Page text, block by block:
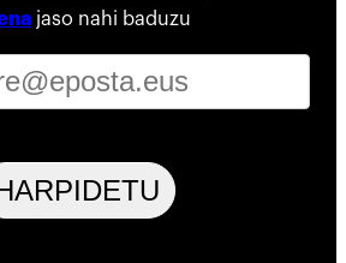
jaso nahi baduzu